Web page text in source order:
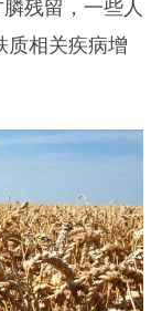
残留，一些人
质相关疾病增